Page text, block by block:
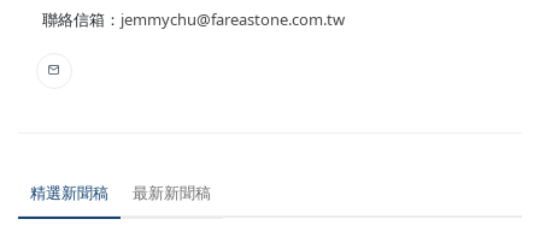
聯絡信箱： jemmychu@fareastone.com.tw
精選新聞稿 最新新聞稿